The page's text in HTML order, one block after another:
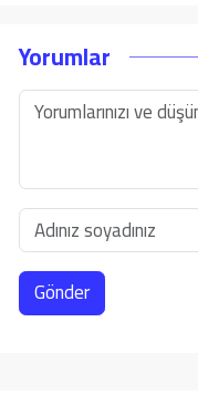
Yorumlar
Gönder